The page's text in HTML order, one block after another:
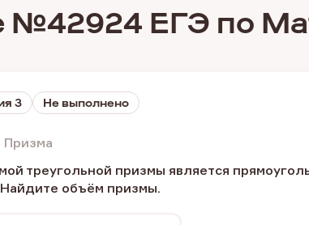
№42924 ЕГЭ по
3 Не выполнено
треугольной призмы является
объём призмы.